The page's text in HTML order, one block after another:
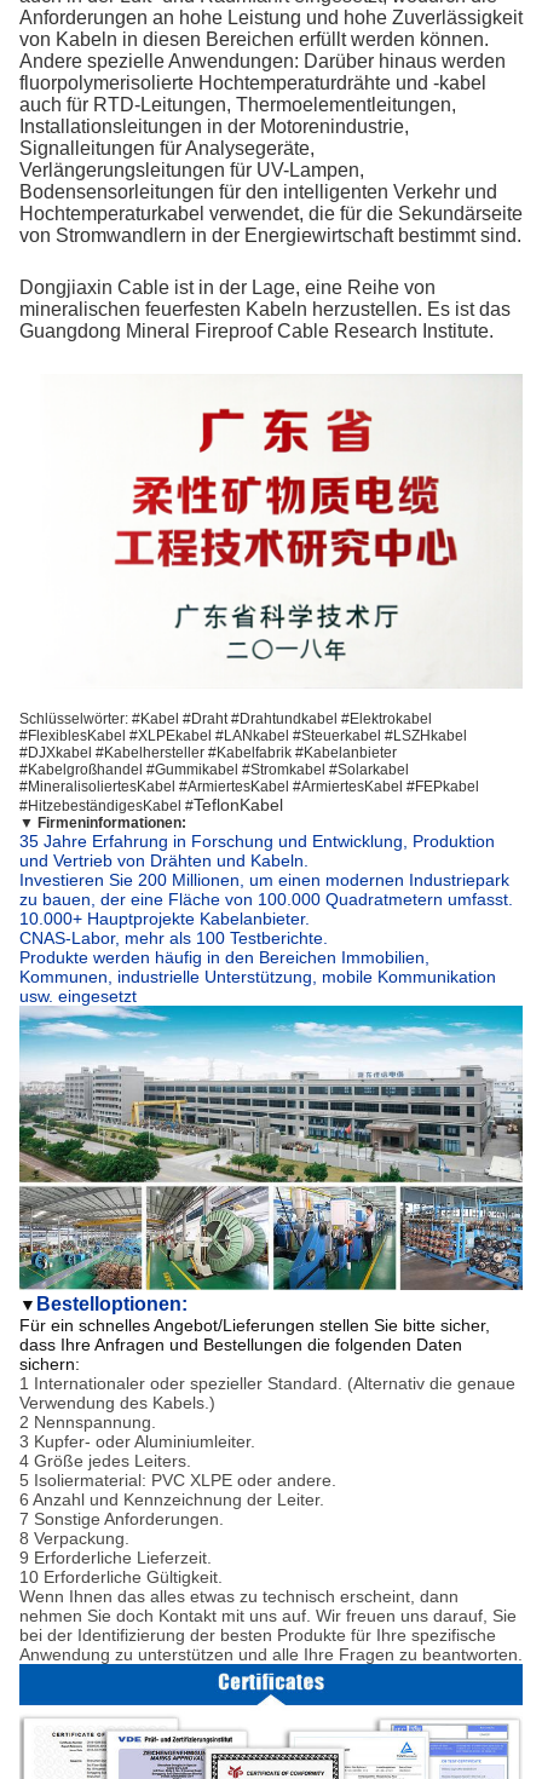
Anforderungen an hohe Leistung und hohe Zuverlässigkeit
von Kabeln in diesen Bereichen erfüllt werden können.
Andere spezielle Anwendungen: Darüber hinaus werden
fluorpolymerisolierte Hochtemperaturdrähte und -kabel
auch für RTD-Leitungen, Thermoelementleitungen,
Installationsleitungen in der Motorenindustrie,
Signalleitungen für Analysegeräte,
Verlängerungsleitungen für UV-Lampen,
Bodensensorleitungen für den intelligenten Verkehr und
Hochtemperaturkabel verwendet, die für die Sekundärseite
von Stromwandlern in der Energiewirtschaft bestimmt sind.
Dongjiaxin Cable ist in der Lage, eine Reihe von
mineralischen feuerfesten Kabeln herzustellen. Es ist das
Guangdong Mineral Fireproof Cable Research Institute.
Schlüsselwörter: #Kabel #Draht #Drahtundkabel #Elektrokabel
#FlexiblesKabel #XLPEkabel #LANkabel #Steuerkabel #LSZHkabel
#DJXkabel #Kabelhersteller #Kabelfabrik #Kabelanbieter
#Kabelgroßhandel #Gummikabel #Stromkabel #Solarkabel
#MineralisoliertesKabel #ArmiertesKabel #ArmiertesKabel #FEPkabel
#HitzebeständigesKabel #TeflonKabel
▼ Firmeninformationen:
35 Jahre Erfahrung in Forschung und Entwicklung, Produktion
und Vertrieb von Drähten und Kabeln.
Investieren Sie 200 Millionen, um einen modernen Industriepark
zu bauen, der eine Fläche von 100.000 Quadratmetern umfasst.
10.000+ Hauptprojekte Kabelanbieter.
CNAS-Labor, mehr als 100 Testberichte.
Produkte werden häufig in den Bereichen Immobilien,
Kommunen, industrielle Unterstützung, mobile Kommunikation
usw. eingesetzt
▼ Bestelloptionen:
Für ein schnelles Angebot/Lieferungen stellen Sie bitte sicher,
dass Ihre Anfragen und Bestellungen die folgenden Daten
sichern:
1 Internationaler oder spezieller Standard. (Alternativ die genaue
Verwendung des Kabels.)
2 Nennspannung.
3 Kupfer- oder Aluminiumleiter.
4 Größe jedes Leiters.
5 Isoliermaterial: PVC XLPE oder andere.
6 Anzahl und Kennzeichnung der Leiter.
7 Sonstige Anforderungen.
8 Verpackung.
9 Erforderliche Lieferzeit.
10 Erforderliche Gültigkeit.
Wenn Ihnen das alles etwas zu technisch erscheint, dann
nehmen Sie doch Kontakt mit uns auf. Wir freuen uns darauf, Sie
bei der Identifizierung der besten Produkte für Ihre spezifische
Anwendung zu unterstützen und alle Ihre Fragen zu beantworten.